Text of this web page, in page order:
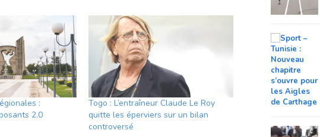
:
2.0
Togo : L’entraîneur Claude Le Roy
quitte les éperviers sur un bilan
controversé